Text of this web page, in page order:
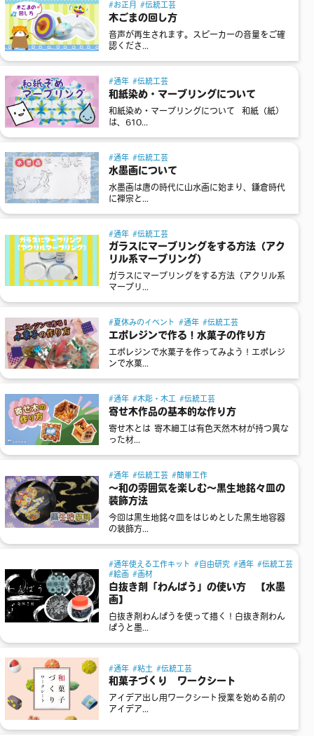
お正月 伝統工芸
木ごまの回し方
音声が再生されます。スピーカーの音量をご確
認くださ...
通年 伝統工芸
和紙染め・マーブリングについて
和紙染め・マーブリングについて 和紙（紙）
は、610...
通年 伝統工芸
水墨画について
水墨画は唐の時代に山水画に始まり、鎌倉時代
に禅宗と...
通年 伝統工芸
ガラスにマーブリングをする方法（アク
リル系マーブリング）
ガラスにマーブリングをする方法（アクリル系
マーブリ...
夏休みのイベント 通年 伝統工芸
エポレジンで作る！水菓子の作り方
エポレジンで水菓子を作ってみよう！エポレジ
ンで水菓...
通年 木彫・木工 伝統工芸
寄せ木作品の基本的な作り方
寄せ木とは 寄木細工は有色天然木材が持つ異な
った材...
通年 伝統工芸 簡単工作
～和の雰囲気を楽しむ～黒生地銘々皿の
装飾方法
今回は黒生地銘々皿をはじめとした黒生地容器
の装飾方...
通年使える工作キット 自由研究 通年
伝統工芸
絵画
画材
白抜き剤「わんぱう」の使い方 【水墨
画】
白抜き剤わんぱうを使って描く！白抜き剤わん
ぱうと墨...
通年 粘土 伝統工芸
和菓子づくり ワークシート
アイデア出し用ワークシート授業を始める前の
アイデア...